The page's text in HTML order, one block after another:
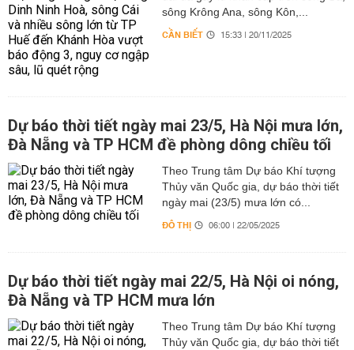
sông Krông Ana, sông Kôn,...
CẦN BIẾT 15:33 | 20/11/2025
Dự báo thời tiết ngày mai 23/5, Hà Nội mưa lớn,
Đà Nẵng và TP HCM đề phòng dông chiều tối
Theo Trung tâm Dự báo Khí tượng
Thủy văn Quốc gia, dự báo thời tiết
ngày mai (23/5) mưa lớn có...
ĐÔ THỊ 06:00 | 22/05/2025
Dự báo thời tiết ngày mai 22/5, Hà Nội oi nóng,
Đà Nẵng và TP HCM mưa lớn
Theo Trung tâm Dự báo Khí tượng
Thủy văn Quốc gia, dự báo thời tiết